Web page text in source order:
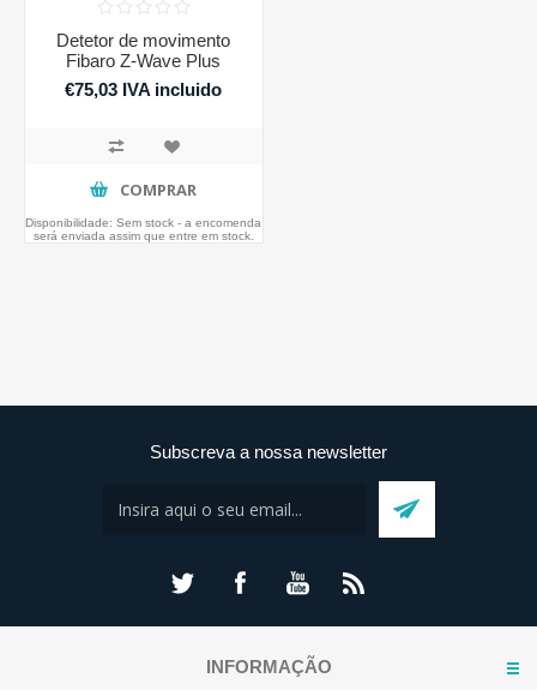
Detetor de movimento
Fibaro Z-Wave Plus
€75,03 IVA incluido
COMPRAR
Disponibilidade: Sem stock - a encomenda
será enviada assim que entre em stock.
Subscreva a nossa newsletter
INFORMAÇÃO